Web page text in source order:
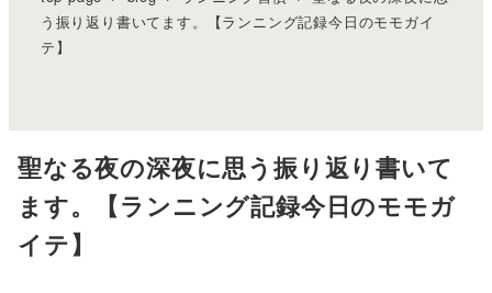
う振り返り書いてます。【ランニング記録今日のモモガイ
テ】
聖なる夜の深夜に思う振り返り書いて
ます。【ランニング記録今日のモモガ
イテ】